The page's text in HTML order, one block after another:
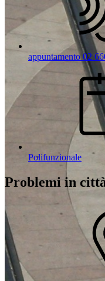
appuntamento 02
Polifunzionale
Problemi in